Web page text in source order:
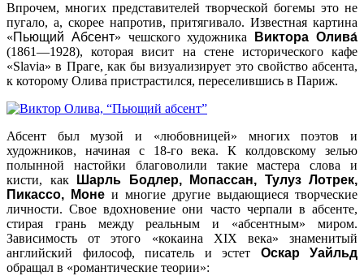
Впрочем, многих представителей творческой богемы это не
пугало, а, скорее напротив, притягивало. Известная картина
«Пьющий Абсент» чешского художника
Виктора Олива́
(1861—1928), которая висит на стене исторического кафе
«Slavia» в Праге, как бы визуализирует это свойство абсента,
к которому Олива́ пристрастился, переселившись в Париж.
Абсент был музой и «любовницей» многих поэтов и
художников, начиная с 18-го века. К колдовскому зелью
полынной настойки благоволили такие мастера слова и
кисти, как
Шарль Бодлер, Мопассан, Тулуз Лотрек,
Пикассо, Моне и многие другие выдающиеся творческие
личности. Свое вдохновение они часто черпали в абсенте,
стирая грань между реальным и «абсентным» миром.
Зависимость от этого «кокаина XIX века» знаменитый
английский философ, писатель и эстет Оскар Уайльд
обращал в «романтические теории»: